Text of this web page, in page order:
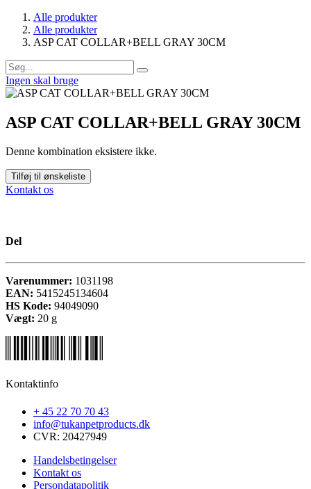
Alle produkter
Alle produkter
ASP CAT COLLAR+BELL GRAY 30CM
Ingen skal bruge
ASP CAT COLLAR+BELL GRAY 30CM
Denne kombination eksistere ikke.
Tilføj til ønskeliste
Kontakt os
Del
Varenummer: 1031198
EAN: 5415245134604
HS Kode: 94049090
Vægt: 20 g
Kontaktinfo
+ 45 22 70 70 43
info@tukanpetproducts.dk
CVR: 20427949
Handelsbetingelser
Kontakt os
Persondatapolitik